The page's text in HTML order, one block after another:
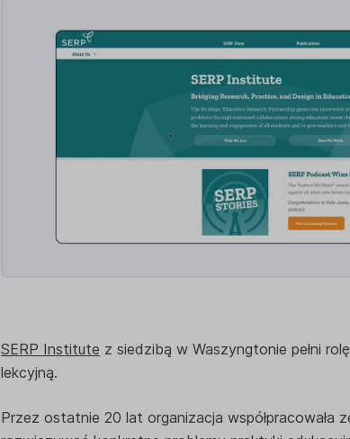
SERP Institute z siedzibą w Waszyngtonie pełni
lekcyjną.
Przez ostatnie 20 lat organizacja współpracowała